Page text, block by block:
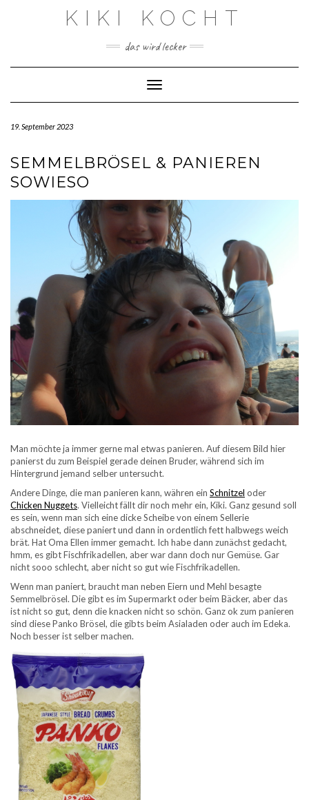
KIKI KOCHT
das wird lecker
Toggle Navigation
19. September 2023
SEMMELBRÖSEL & PANIEREN
SOWIESO
Man möchte ja immer gerne mal etwas panieren. Auf diesem Bild hier
panierst du zum Beispiel gerade deinen Bruder, während sich im
Hintergrund jemand selber untersucht.
Andere Dinge, die man panieren kann, währen ein Schnitzel oder
Chicken Nuggets. Vielleicht fällt dir noch mehr ein, Kiki. Ganz gesund soll
es sein, wenn man sich eine dicke Scheibe von einem Sellerie
abschneidet, diese paniert und dann in ordentlich fett halbwegs weich
brät. Hat Oma Ellen immer gemacht. Ich habe dann zunächst gedacht,
hmm, es gibt Fischfrikadellen, aber war dann doch nur Gemüse. Gar
nicht sooo schlecht, aber nicht so gut wie Fischfrikadellen.
Wenn man paniert, braucht man neben Eiern und Mehl besagte
Semmelbrösel. Die gibt es im Supermarkt oder beim Bäcker, aber das
ist nicht so gut, denn die knacken nicht so schön. Ganz ok zum panieren
sind diese Panko Brösel, die gibts beim Asialaden oder auch im Edeka.
Noch besser ist selber machen.